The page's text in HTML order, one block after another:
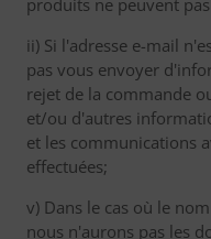
produits ne peuvent
ii) Si l'adresse e-mail
pas vous envoyer
rejet de la commande
et/ou d'autres
et les communications
effectuées;
v) Dans le cas où le
nous n'aurons pas les